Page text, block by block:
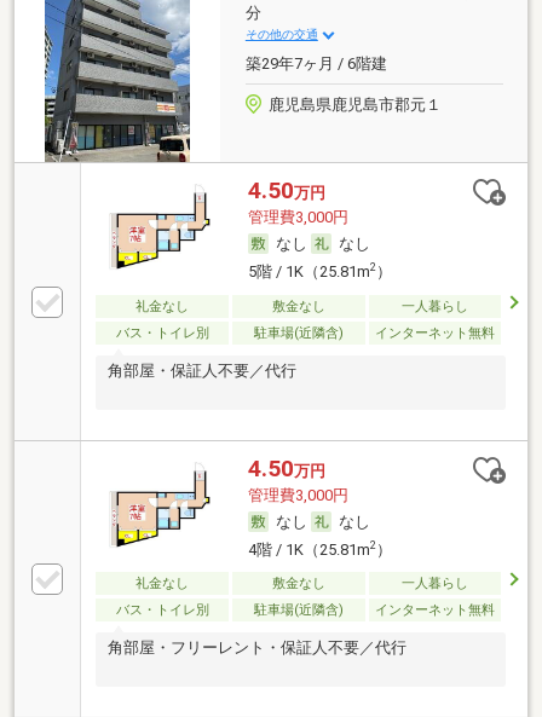
分
その他の交通
築29年7ヶ月 / 6階建
鹿児島県鹿児島市郡元１
4.50万円
管理費3,000円
なし
なし
5階 / 1K（25.81m2）
礼金なし 敷金なし
一人暮らし
バス・トイレ別
駐車場(近隣含) インターネット無料
角部屋・保証人不要／代行
4.50万円
管理費3,000円
なし
なし
4階 / 1K（25.81m2）
礼金なし 敷金なし
一人暮らし
バス・トイレ別
駐車場(近隣含) インターネット無料
角部屋・フリーレント・保証人不要／代行